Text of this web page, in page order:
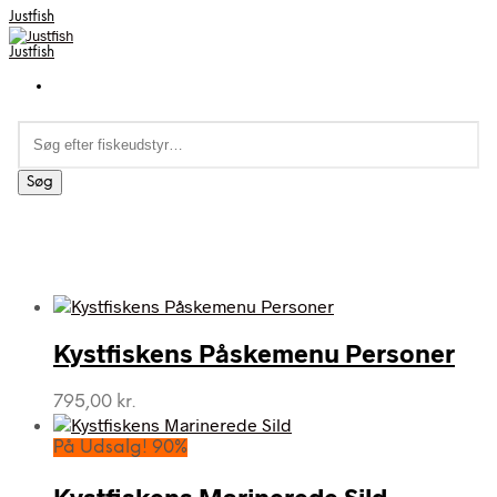
Justfish
Justfish
efter:
Søg
Kystfiskens Påskemenu Personer
795,00 kr.
På Udsalg! 90%